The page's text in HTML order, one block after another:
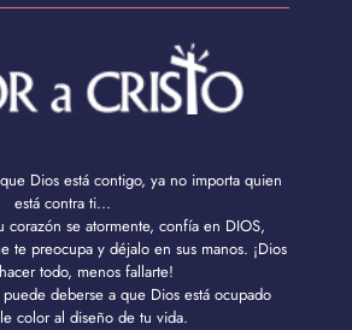
Dios está contigo, ya no importa quien
está contra ti...
se atormente, confía en DIOS,
te preocupa y déjalo en sus manos. ¡Dios
todo, menos fallarte!
deberse a que Dios está ocupado
color al diseño de tu vida.